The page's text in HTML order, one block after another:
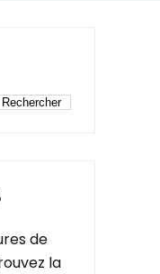
Rechercher
de
la